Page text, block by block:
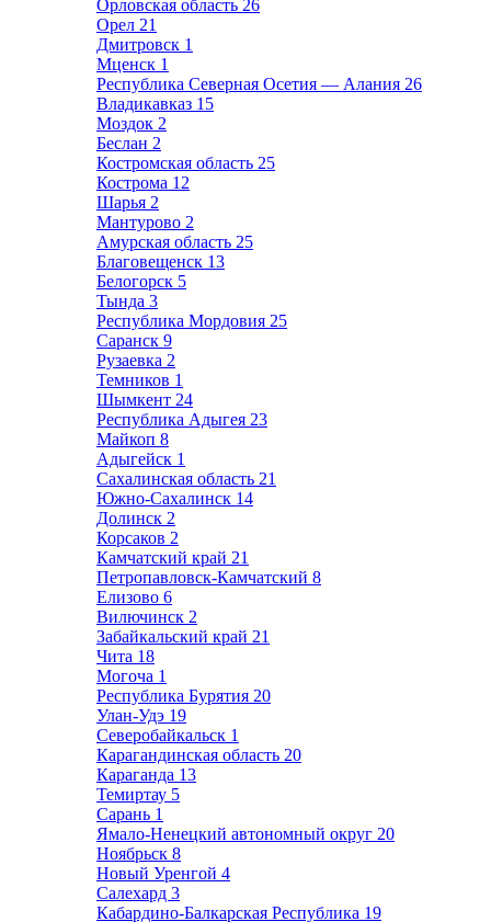
Орловская область 26
Орел 21
Дмитровск 1
Мценск 1
Республика Северная Осетия — Алания 26
Владикавказ 15
Моздок 2
Беслан 2
Костромская область 25
Кострома 12
Шарья 2
Мантурово 2
Амурская область 25
Благовещенск 13
Белогорск 5
Тында 3
Республика Мордовия 25
Саранск 9
Рузаевка 2
Темников 1
Шымкент 24
Республика Адыгея 23
Майкоп 8
Адыгейск 1
Сахалинская область 21
Южно-Сахалинск 14
Долинск 2
Корсаков 2
Камчатский край 21
Петропавловск-Камчатский 8
Елизово 6
Вилючинск 2
Забайкальский край 21
Чита 18
Могоча 1
Республика Бурятия 20
Улан-Удэ 19
Северобайкальск 1
Карагандинская область 20
Караганда 13
Темиртау 5
Сарань 1
Ямало-Ненецкий автономный округ 20
Ноябрьск 8
Новый Уренгой 4
Салехард 3
Кабардино-Балкарская Республика 19